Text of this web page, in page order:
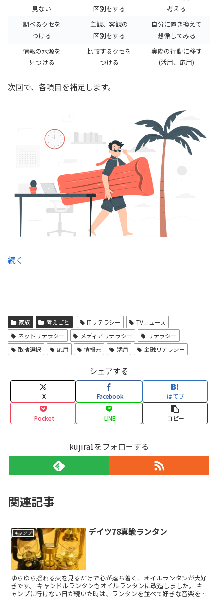
見ない
区別をする
考える
調べるクセを
つける
主観、客観の
区別をする
自分に置き換えて
想像してみる
情報の水源を
見つける
比較するクセを
つける
実際の行動に移す
(活用、応用)
次回で、各項目を補足します。
続く
家族 考えごと ITリテラシー
TVニュース
ネットリテラシー
メディアリテラシー
リテラシー
取捨選択
応用 情報元 活用 金融リテラシー
シェアする
X Facebook はてブ
Pocket LINE コピー
kujira1をフォローする
関連記事
キャンプ デイツ78真鍮ランタン
ゆらゆら揺れる火を見るだけで心が落ち着く、オイルランタンが大好
きです。 キャンドルランタンもオイルランタンに改造しました。 キ
ャンプに行けない日が続いた時は、ランタンを並べて好きな音楽を流